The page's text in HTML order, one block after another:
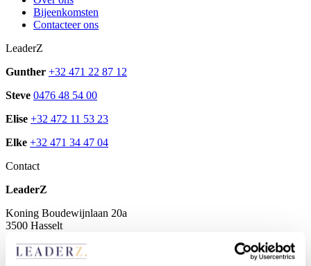
Bijeenkomsten
Contacteer ons
LeaderZ
Gunther +32 471 22 87 12
Steve 0476 48 54 00
Elise +32 472 11 53 23
Elke +32 471 34 47 04
Contact
LeaderZ
Koning Boudewijnlaan 20a
3500 Hasselt
info@leaderzcommunity.be